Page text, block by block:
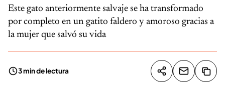
Este gato anteriormente salvaje se ha transformado
por completo en un gatito faldero y amoroso gracias a
la mujer que salvó su vida
3 min de lectura Compartir